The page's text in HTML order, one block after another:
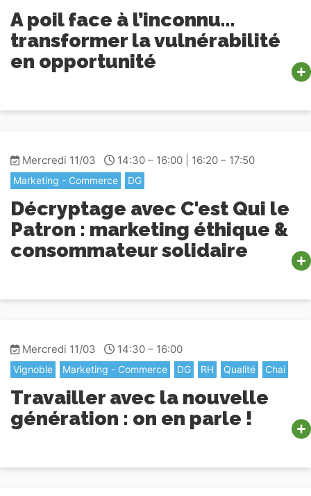
A poil face à l’inconnu…
transformer la vulnérabilité
en opportunité
Mercredi 11/03 14:30 – 16:00 | 16:20 – 17:50
Marketing - Commerce DG
Décryptage avec C'est Qui le
Patron : marketing éthique &
consommateur solidaire
Mercredi 11/03 14:30 – 16:00
Vignoble Marketing - Commerce DG RH Qualité Chai
Travailler avec la nouvelle
génération : on en parle !